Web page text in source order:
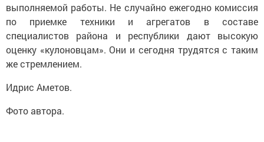
выполняемой работы. Не случайно ежегодно комиссия
по приемке техники и агрегатов в составе
специалистов района и республики дают высокую
оценку «кулоновцам». Они и сегодня трудятся с таким
же стремлением.
Идрис Аметов.
Фото автора.